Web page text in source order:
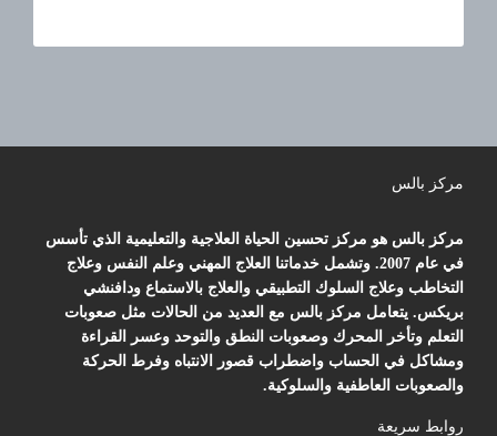
مركز بالس
مركز بالس هو مركز تحسين الحياة العلاجية والتعليمية الذي تأسس
في عام 2007. وتشمل خدماتنا العلاج المهني وعلم النفس وعلاج
التخاطب وعلاج السلوك التطبيقي والعلاج بالاستماع ودافنشي
بريكس. يتعامل مركز بالس مع العديد من الحالات مثل صعوبات
التعلم وتأخر المحرك وصعوبات النطق والتوحد وعسر القراءة
ومشاكل في الحساب واضطراب قصور الانتباه وفرط الحركة
والصعوبات العاطفية والسلوكية.
روابط سريعة